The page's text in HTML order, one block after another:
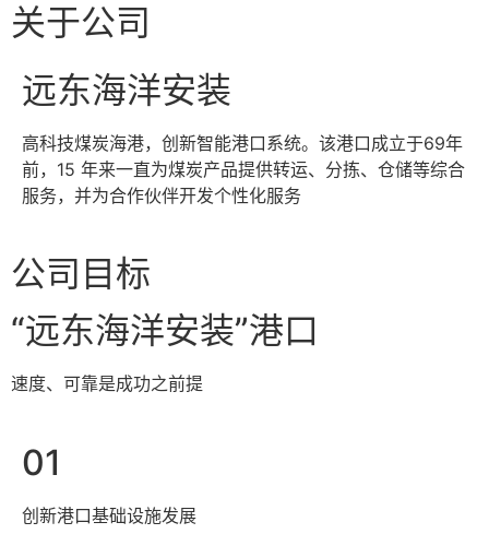
关于公司
远东海洋安装
高科技煤炭海港，创新智能港口系统。该港口成立于69年
前，15 年来一直为煤炭产品提供转运、分拣、仓储等综合
服务，并为合作伙伴开发个性化服务
公司目标
“远东海洋安装”港口
速度、可靠是成功之前提
01
创新港口基础设施发展